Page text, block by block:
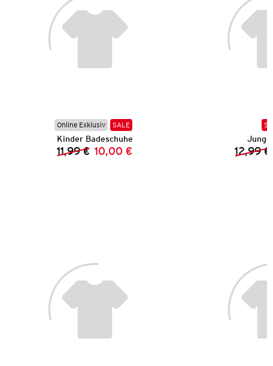
Online Exklusiv SALE
Kinder Badeschuhe
Vorheriger Preis:
11,99 € Neuer Preis:
10,00 € 12,99 €